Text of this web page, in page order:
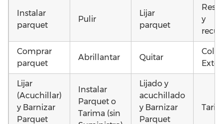
Instalar
parquet
Pulir
Lijar
parquet
y
Comprar
parquet
Abrillantar Quitar
Lijar
(Acuchillar)
y Barnizar
Parquet
Instalar
Parquet o
Tarima (sin
Lijado y
acuchillado
y Barnizar
Parquet